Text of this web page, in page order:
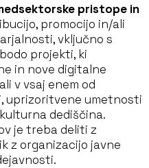
pristope in
promocijo in/ali
vključno s
projekti, ki
in nove digitalne
v vsaj enem od
uprizoritvene umetnosti
dediščina.
je treba deliti z
z organizacijo javne